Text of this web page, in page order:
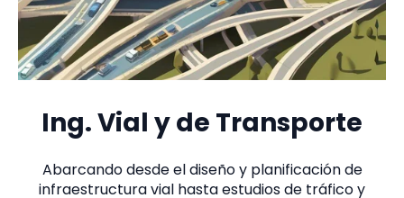
Ing. Vial y de Transporte
Abarcando desde el diseño y planificación de
infraestructura vial hasta estudios de tráfico y